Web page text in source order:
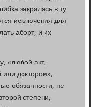
закралась в ту
исключения для
аборт, и их
«любой акт,
доктором»,
обязанности, не
степени,